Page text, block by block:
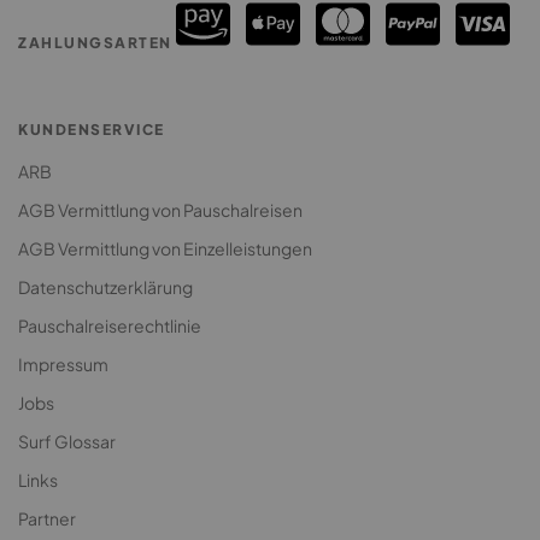
ZAHLUNGSARTEN
KUNDENSERVICE
ARB
AGB Vermittlung von Pauschalreisen
AGB Vermittlung von Einzelleistungen
Datenschutzerklärung
Pauschalreiserechtlinie
Impressum
Jobs
Surf Glossar
Links
Partner